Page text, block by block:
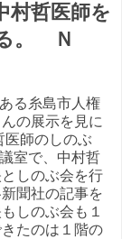
村哲医師を
。 Ｎ
る糸島市人権
の展示を見に
医師のしのぶ
室で、中村哲
しのぶ会を行
聞社の記事を
しのぶ会も１
たのは１階の